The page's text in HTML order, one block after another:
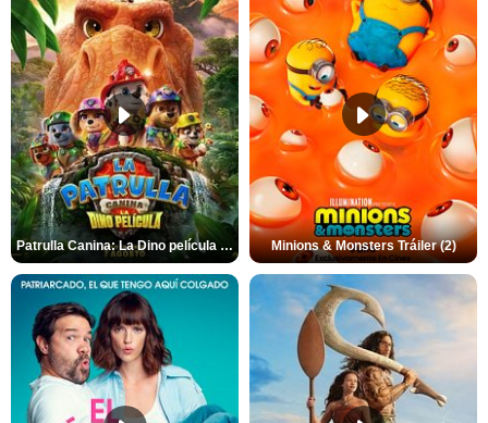
Patrulla Canina: La Dino película Tráiler VO Minions & Monsters Tráiler (2)